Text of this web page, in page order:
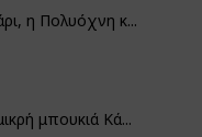
η Πολυόχνη κ...
μπουκιά Κά...